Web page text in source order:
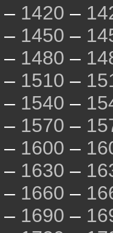
– 1420 –
– 1450 –
– 1480 –
– 1510 –
– 1540 –
– 1570 –
– 1600 –
– 1630 –
– 1660 –
– 1690 –